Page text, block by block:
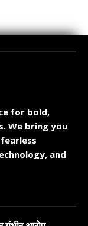
for bold,
We bring you
and